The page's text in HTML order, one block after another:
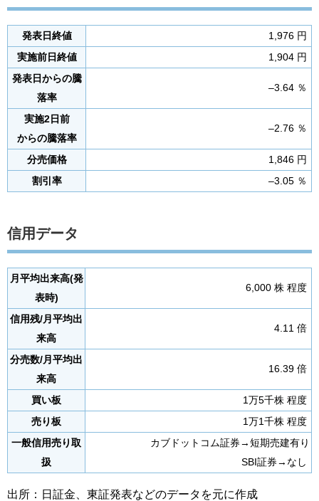
発表日終値
1,976 円
実施前日終値
1,904 円
発表日からの騰
落率
–3.64 ％
実施2日前
からの騰落率
–2.76 ％
分売価格
1,846 円
割引率
–3.05 ％
信用データ
月平均出来高(発
表時)
6,000 株 程度
信用残/月平均出
来高
4.11 倍
分売数/月平均出
来高
16.39 倍
買い板
1万5千株 程度
売り板
1万1千株 程度
一般信用売り取
扱
カブドットコム証券→短期売建有り
SBI証券→なし
出所：日証金、東証発表などのデータを元に作成